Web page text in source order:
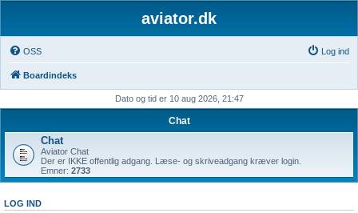
aviator.dk
OSS Log ind
Boardindeks
Dato og tid er 10 aug 2026, 21:47
Chat
Chat
Aviator Chat
Der er IKKE offentlig adgang. Læse- og skriveadgang kræver login.
Emner: 2733
LOG IND